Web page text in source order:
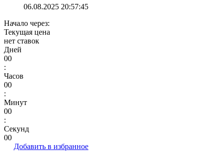
06.08.2025 20:57:45
Начало через:
Текущая цена
нет ставок
Дней
00
:
Часов
00
:
Минут
00
:
Секунд
00
Добавить в избранное